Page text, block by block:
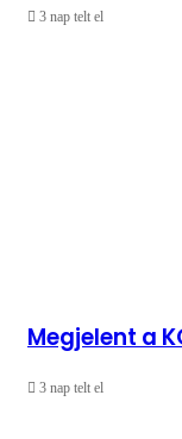
3 nap telt el
Megjelent a
3 nap telt el